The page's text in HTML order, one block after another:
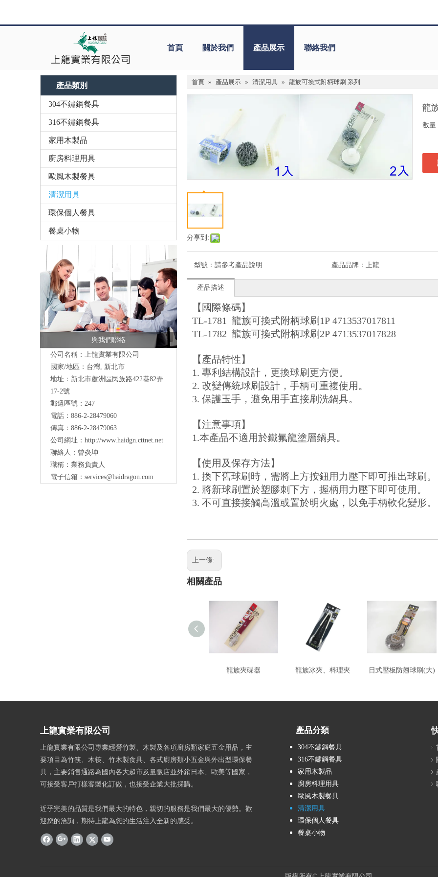
首頁 關於我們 產品展示 聯絡我們
產品類別
304不鏽鋼餐具
316不鏽鋼餐具
家用木製品
廚房料理用具
歐風木製餐具
清潔用具
環保個人餐具
餐桌小物
與我們聯絡
公司名稱：上龍實業有限公司
國家/地區：台灣, 新北市
地址： 新北市蘆洲區民族路422巷82弄
17-2號
郵遞區號：247
電話：886-2-28479060
傳真：886-2-28479063
公司網址： http://www.haidgn.cttnet.net
聯絡人：曾炎坤
職稱：業務負責人
電子信箱： services@haidragon.com
首頁 » 產品展示 » 清潔用具 » 龍族可換式附柄球刷 系列
分享到:
龍
數量
型號： 請參考產品說明 產品品牌： 上龍
產品描述
【國際條碼】
TL-1781 龍族可換式附柄球刷1P 4713537017811
TL-1782 龍族可換式附柄球刷2P 4713537017828
【產品特性】
1. 專利結構設計，更換球刷更方便。
2. 改變傳統球刷設計，手柄可重複使用。
3. 保護玉手，避免用手直接刷洗鍋具。
【注意事項】
1.本產品不適用於鐵氟龍塗層鍋具。
【使用及保存方法】
1. 換下舊球刷時，需將上方按鈕用力壓下即可推出球刷。
2. 將新球刷置於塑膠刺下方，握柄用力壓下即可使用。
3. 不可直接接觸高溫或置於明火處，以免手柄軟化變形。
上一條:
相關產品
龍族夾碟器 龍族冰夾、料理夾 日式壓板防翹球刷(大)
上龍實業有限公司
上龍實業有限公司專業經營竹製、木製及各項廚房類家庭五金用品，主
要項目為竹筷、木筷、竹木製食具、各式廚房類小五金與外出型環保餐
具，主要銷售通路為國內各大超市及量販店並外銷日本、歐美等國家，
可接受客戶打樣客製化訂做，也接受企業大批採購。
近乎完美的品質是我們最大的特色，親切的服務是我們最大的優勢。歡
迎您的洽詢，期待上龍為您的生活注入全新的感受。
產品分類
304不鏽鋼餐具
316不鏽鋼餐具
家用木製品
廚房料理用具
歐風木製餐具
清潔用具
環保個人餐具
餐桌小物